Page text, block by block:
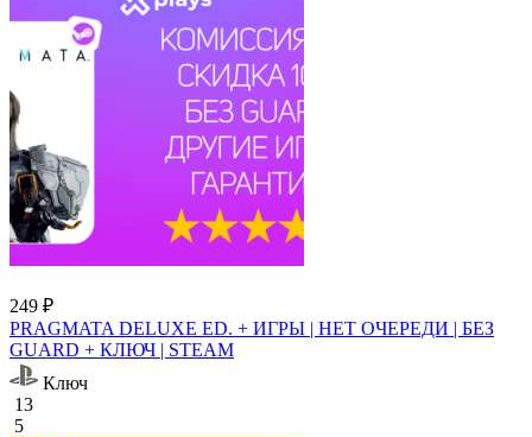
249 ₽
PRAGMATA DELUXE ED. + ИГРЫ | НЕТ ОЧЕРЕДИ | БЕЗ
GUARD + КЛЮЧ | STEAM
Ключ
13
5